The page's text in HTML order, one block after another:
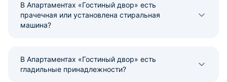
В Апартаментах «Гостиный двор» есть
прачечная или установлена стиральная
машина?
В Апартаментах «Гостиный двор» есть
гладильные принадлежности?